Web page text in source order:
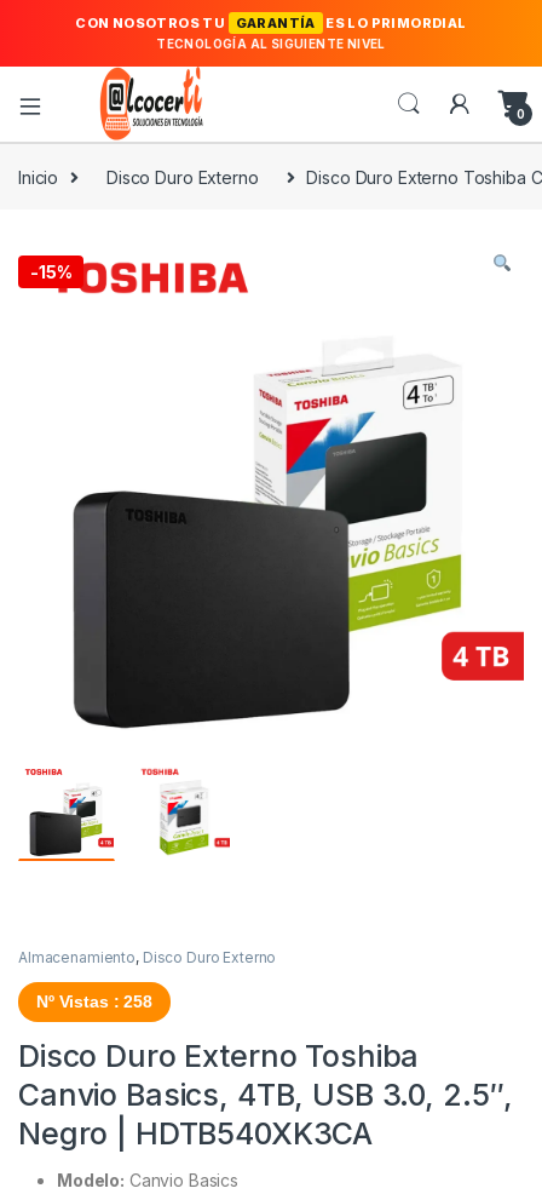
CON NOSOTROS TU GARANTÍA ES LO PRIMORDIAL
TECNOLOGÍA AL SIGUIENTE NIVEL
0
Inicio Disco Duro Externo Disco Duro Externo Toshiba
-15%
Almacenamiento, Disco Duro Externo
Nº Vistas : 258
Disco Duro Externo Toshiba
Canvio Basics, 4TB, USB 3.0, 2.5″,
Negro | HDTB540XK3CA
Modelo: Canvio Basics